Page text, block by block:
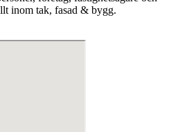
inom tak, fasad & bygg.